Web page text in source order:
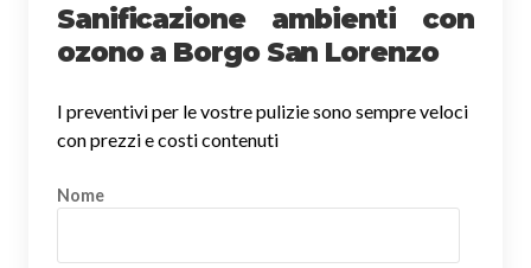
Sanificazione ambienti con
ozono a Borgo San Lorenzo
I preventivi per le vostre pulizie sono sempre veloci
con prezzi e costi contenuti
Nome